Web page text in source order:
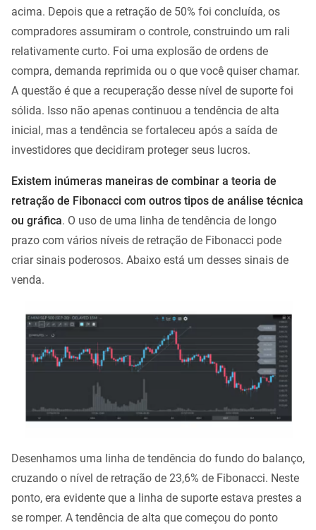
acima. Depois que a retração de 50% foi concluída, os
compradores assumiram o controle, construindo um rali
relativamente curto. Foi uma explosão de ordens de
compra, demanda reprimida ou o que você quiser chamar.
A questão é que a recuperação desse nível de suporte foi
sólida. Isso não apenas continuou a tendência de alta
inicial, mas a tendência se fortaleceu após a saída de
investidores que decidiram proteger seus lucros.
Existem inúmeras maneiras de combinar a teoria de
retração de Fibonacci com outros tipos de análise técnica
ou gráfica. O uso de uma linha de tendência de longo
prazo com vários níveis de retração de Fibonacci pode
criar sinais poderosos. Abaixo está um desses sinais de
venda.
Desenhamos uma linha de tendência do fundo do balanço,
cruzando o nível de retração de 23,6% de Fibonacci. Neste
ponto, era evidente que a linha de suporte estava prestes a
se romper. A tendência de alta que começou do ponto